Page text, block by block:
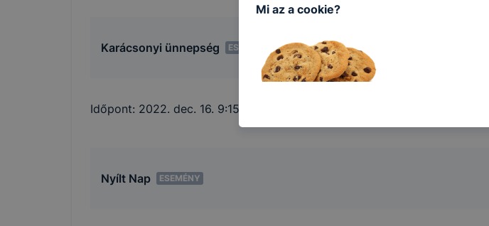
Karácsonyi ünnepség ESEMÉNY
Időpont: 2022. dec. 16. 9:15
Nyílt Nap ESEMÉNY
Mi az a cookie?